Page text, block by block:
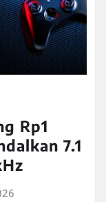
Rp1
7.1